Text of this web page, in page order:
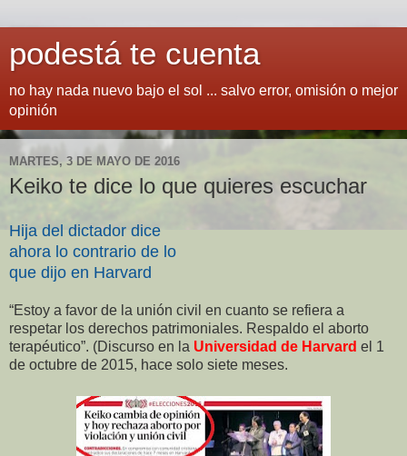
podestá te cuenta
no hay nada nuevo bajo el sol ... salvo error, omisión o mejor
opinión
MARTES, 3 DE MAYO DE 2016
Keiko te dice lo que quieres escuchar
Hija del dictador dice
ahora lo contrario de lo
que dijo en Harvard
“Estoy a favor de la unión civil en cuanto se refiera a
respetar los derechos patrimoniales. Respaldo el aborto
terapéutico”. (Discurso en la Universidad de Harvard el 1
de octubre de 2015, hace solo siete meses.